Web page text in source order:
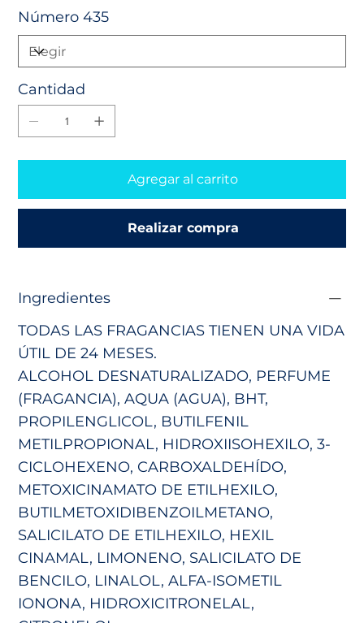
Número 435
Cantidad
Agregar al carrito
Realizar compra
Ingredientes
TODAS LAS FRAGANCIAS TIENEN UNA VIDA
ÚTIL DE 24 MESES.
ALCOHOL DESNATURALIZADO, PERFUME
(FRAGANCIA), AQUA (AGUA), BHT,
PROPILENGLICOL, BUTILFENIL
METILPROPIONAL, HIDROXIISOHEXILO, 3-
CICLOHEXENO, CARBOXALDEHÍDO,
METOXICINAMATO DE ETILHEXILO,
BUTILMETOXIDIBENZOILMETANO,
SALICILATO DE ETILHEXILO, HEXIL
CINAMAL, LIMONENO, SALICILATO DE
BENCILO, LINALOL, ALFA-ISOMETIL
IONONA, HIDROXICITRONELAL,